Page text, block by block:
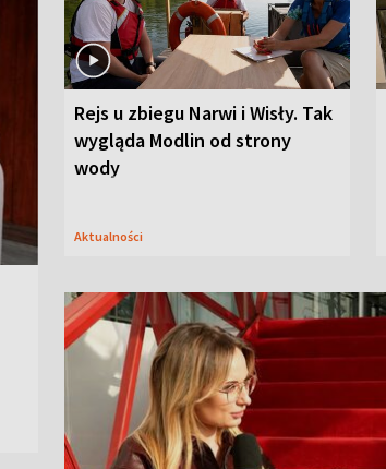
Rejs u zbiegu Narwi i Wisły. Tak
wygląda Modlin od strony
wody
Aktualności